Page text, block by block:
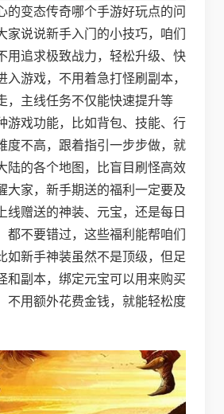
的变态传奇哪个手游好玩点的问
家说说新手入门的小技巧，咱们
用追求极致战力，轻松升级、快
入游戏，不用着急打怪刷副本，
，主线任务不仅能快速提升等
游戏功能，比如背包、技能、行
度不高，跟着指引一步步做，就
陆的各个地图，比盲目刷怪高效
大家，新手期送的福利一定要及
线赠送的神装、元宝，还是每日
都不要错过，这些福利能帮咱们
如新手神装虽然不是顶级，但足
和副本，绑定元宝可以用来购买
不用额外花费金钱，就能轻松度